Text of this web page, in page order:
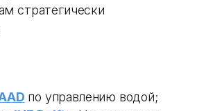
стратегически
по управлению водой;